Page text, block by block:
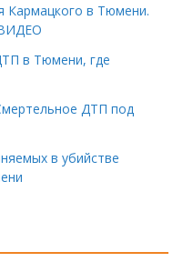
Кармацкого в Тюмени.
в Тюмени, где
ДТП под
в убийстве